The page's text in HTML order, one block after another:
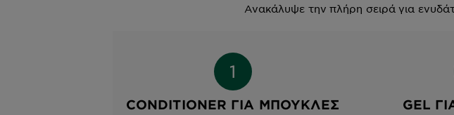
Ανακάλυψε την πλήρη σειρά για
CONDITIONER ΓΙΑ ΜΠΟΎΚΛΕΣ GEL